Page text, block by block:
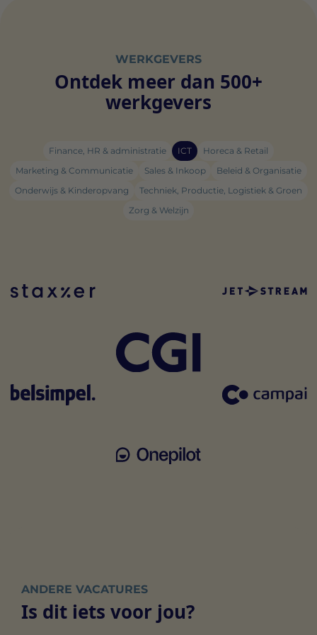
WERKGEVERS
Ontdek meer dan 500+
werkgevers
Finance, HR & administratie ICT
Horeca & Retail
Marketing & Communicatie
Sales & Inkoop
Beleid & Organisatie
Onderwijs & Kinderopvang
Techniek, Productie, Logistiek & Groen
Zorg & Welzijn
ANDERE VACATURES
Is dit iets voor jou?